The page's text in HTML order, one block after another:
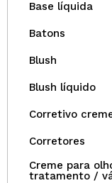
Base líquida
Batons
Blush
Blush líquido
Corretivo
Corretores
Creme para
tratamento /